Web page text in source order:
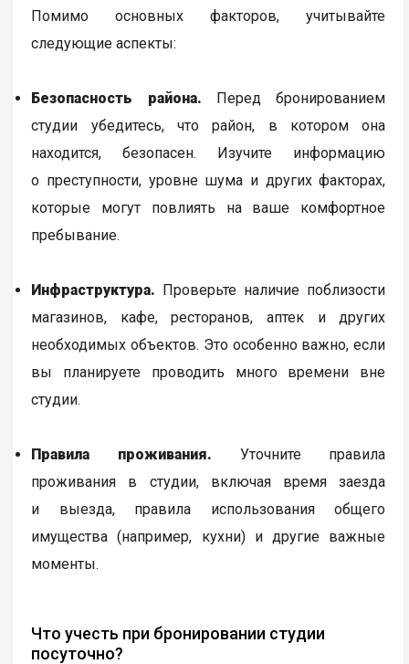
Помимо основных факторов, учитывайте
следующие аспекты:
Безопасность района. Перед бронированием
студии убедитесь, что район, в котором она
находится, безопасен. Изучите информацию
о преступности, уровне шума и других факторах,
которые могут повлиять на ваше комфортное
пребывание.
Инфраструктура. Проверьте наличие поблизости
магазинов, кафе, ресторанов, аптек и других
необходимых объектов. Это особенно важно, если
вы планируете проводить много времени вне
студии.
Правила проживания. Уточните правила
проживания в студии, включая время заезда
и выезда, правила использования общего
имущества (например, кухни) и другие важные
моменты.
Что учесть при бронировании студии
посуточно?